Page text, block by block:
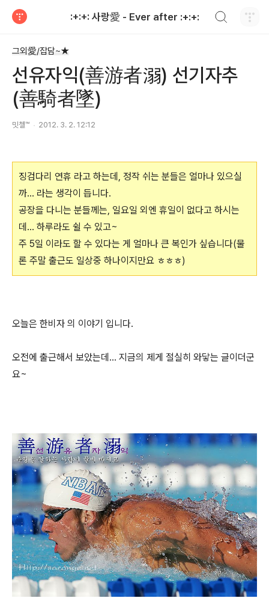
:+:+: 사랑愛 - Ever after :+:+:
그외愛/잡담~★
선유자익(善游者溺) 선기자추
(善騎者墜)
밋첼™ 2012. 3. 2. 12:12
징검다리 연휴 라고 하는데, 정작 쉬는 분들은 얼마나 있으실
까... 라는 생각이 듭니다.
공장을 다니는 분들께는, 일요일 외엔 휴일이 없다고 하시는
데... 하루라도 쉴 수 있고~
주 5일 이라도 할 수 있다는 게 얼마나 큰 복인가 싶습니다(물
론 주말 출근도 일상중 하나이지만요 ㅎㅎㅎ)
오늘은 한비자 의 이야기 입니다.
오전에 출근해서 보았는데... 지금의 제게 절실히 와닿는 글이더군
요~